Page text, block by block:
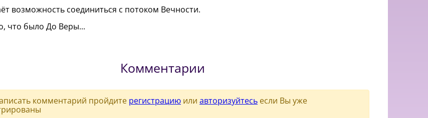
возможность соединиться с потоком Вечности.
что было До Веры...
Комментарии
комментарий пройдите регистрацию или авторизуйтесь если Вы уже